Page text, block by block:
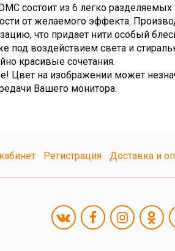
состоит из 6 легко
от желаемого эффекта.
что придает нити особый
под воздействием света и
красивые сочетания.
Цвет на изображении может
Вашего монитора.
Регистрация Доставка и